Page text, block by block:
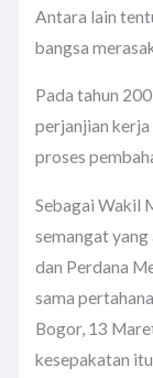
Antara lain
bangsa
Pada tahun
perjanjian kerja
proses
Sebagai Wakil
semangat
dan Perdana
sama
Bogor, 13
kesepakatan